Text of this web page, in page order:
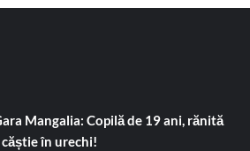
Mangalia: Copilă de 19 ani, rănită
în urechi!